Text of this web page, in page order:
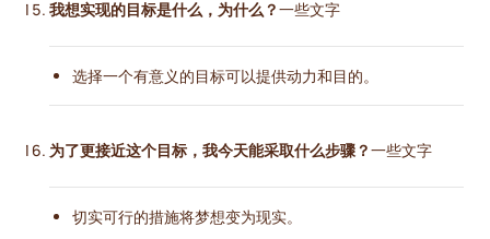
我想实现的目标是什么，为什么？一些文字
选择一个有意义的目标可以提供动力和目的。
为了更接近这个目标，我今天能采取什么步骤？一些文字
切实可行的措施将梦想变为现实。